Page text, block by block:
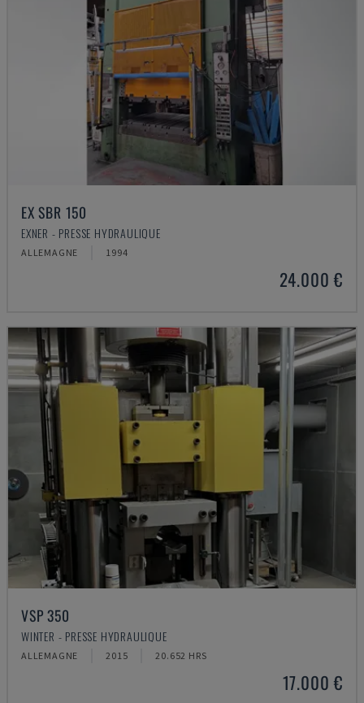
EX SBR 150
EXNER - PRESSE HYDRAULIQUE
ALLEMAGNE 1994
24.000 €
VSP 350
WINTER - PRESSE HYDRAULIQUE
ALLEMAGNE 2015 20.652 HRS
17.000 €